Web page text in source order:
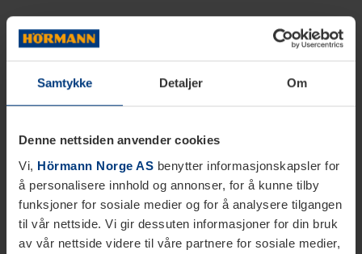
Samtykke Detaljer Om
Denne nettsiden anvender cookies
Vi, Hörmann Norge AS benytter informasjonskapsler for
å personalisere innhold og annonser, for å kunne tilby
funksjoner for sosiale medier og for å analysere tilgangen
til vår nettside. Vi gir dessuten informasjoner for din bruk
av vår nettside videre til våre partnere for sosiale medier,